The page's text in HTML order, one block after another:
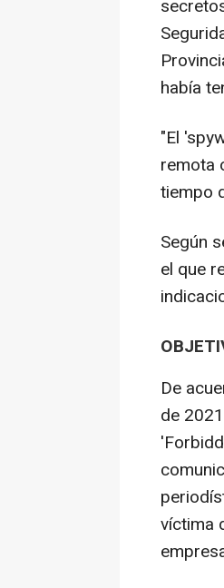
había
"El
remota
tiempo
Según
el que
De
de
víctima